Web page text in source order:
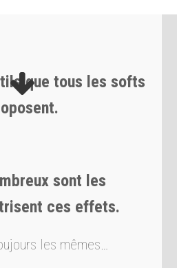
que tous les softs
sont les
ces effets.
les mêmes…